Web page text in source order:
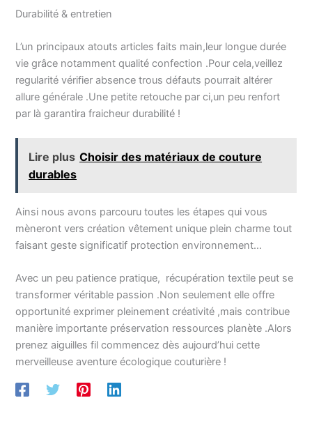
Durabilité & entretien
L’un principaux atouts articles faits main,leur longue durée
vie grâce notamment qualité confection .Pour cela,veillez
regularité vérifier absence trous défauts pourrait altérer
allure générale .Une petite retouche par ci,un peu renfort
par là garantira fraicheur durabilité !
Lire plus Choisir des matériaux de couture
durables
Ainsi nous avons parcouru toutes les étapes qui vous
mèneront vers création vêtement unique plein charme tout
faisant geste significatif protection environnement…
Avec un peu patience pratique, récupération textile peut se
transformer véritable passion .Non seulement elle offre
opportunité exprimer pleinement créativité ,mais contribue
manière importante préservation ressources planète .Alors
prenez aiguilles fil commencez dès aujourd’hui cette
merveilleuse aventure écologique couturière !